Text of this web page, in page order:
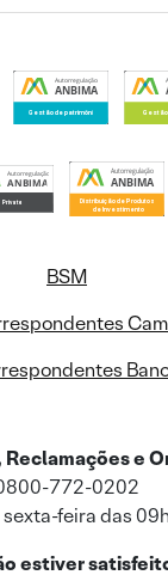
BSM
Reclamações e
772-0202
sexta-feira das
estiver